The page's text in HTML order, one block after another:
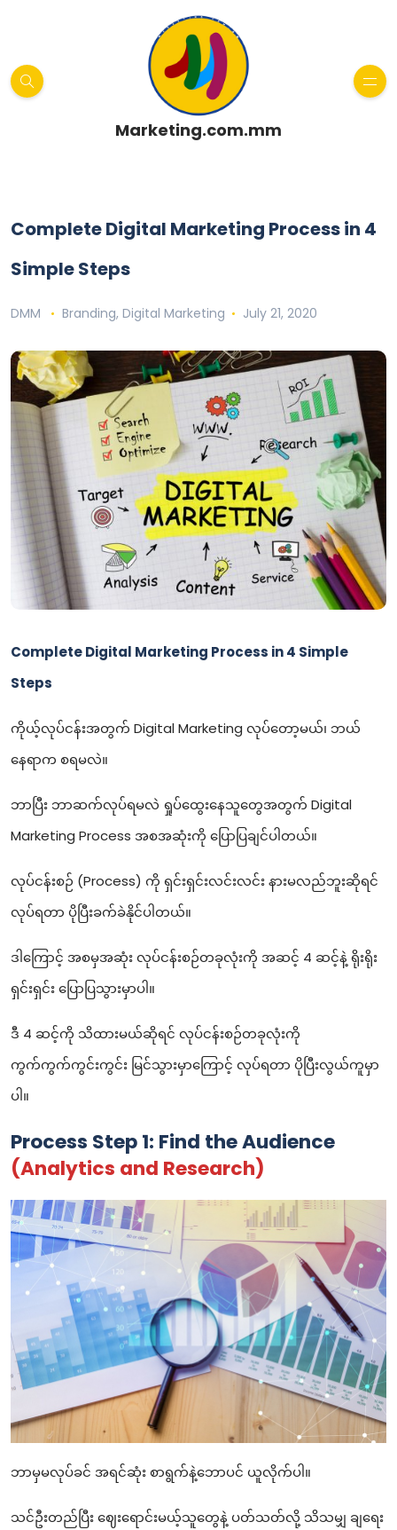
Marketing.com.mm
Complete Digital Marketing Process in 4
Simple Steps
DMM Branding, Digital Marketing July 21, 2020
Complete Digital Marketing Process in 4 Simple
Steps
ကိုယ့်လုပ်ငန်းအတွက် Digital Marketing လုပ်တော့မယ်၊ ဘယ်
နေရာက စရမလဲ။
ဘာပြီး ဘာဆက်လုပ်ရမလဲ ရှုပ်ထွေးနေသူတွေအတွက် Digital
Marketing Process အစအဆုံးကို ပြောပြချင်ပါတယ်။
လုပ်ငန်းစဉ် (Process) ကို ရှင်းရှင်းလင်းလင်း နားမလည်ဘူးဆိုရင်
လုပ်ရတာ ပိုပြီးခက်ခဲနိုင်ပါတယ်။
ဒါကြောင့် အစမှအဆုံး လုပ်ငန်းစဉ်တခုလုံးကို အဆင့် 4 ဆင့်နဲ့ ရိုးရိုး
ရှင်းရှင်း ပြောပြသွားမှာပါ။
ဒီ 4 ဆင့်ကို သိထားမယ်ဆိုရင် လုပ်ငန်းစဉ်တခုလုံးကို
ကွက်ကွက်ကွင်းကွင်း မြင်သွားမှာကြောင့် လုပ်ရတာ ပိုပြီးလွယ်ကူမှာ
ပါ။
Process Step 1: Find the Audience
(Analytics and Research)
ဘာမှမလုပ်ခင် အရင်ဆုံး စာရွက်နဲ့ဘောပင် ယူလိုက်ပါ။
သင်ဦးတည်ပြီး ဈေးရောင်းမယ့်သူတွေနဲ့ ပတ်သတ်လို့ သိသမျှ ချရေး